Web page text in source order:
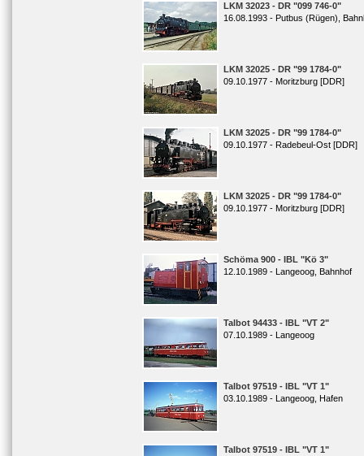
LKM 32023 - DR "099 746-0"
16.08.1993 - Putbus (Rügen),
LKM 32025 - DR "99 1784-0"
09.10.1977 - Moritzburg [DDR]
LKM 32025 - DR "99 1784-0"
09.10.1977 - Radebeul-Ost [DDR]
LKM 32025 - DR "99 1784-0"
09.10.1977 - Moritzburg [DDR]
Schöma 900 - IBL "Kö 3"
12.10.1989 - Langeoog, Bahnhof
Talbot 94433 - IBL "VT 2"
07.10.1989 - Langeoog
Talbot 97519 - IBL "VT 1"
03.10.1989 - Langeoog, Hafen
Talbot 97519 - IBL "VT 1"